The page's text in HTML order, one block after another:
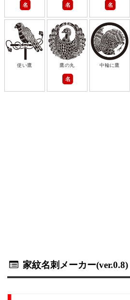
名 名 名
使い鷹 鷹の丸
名
中輪に鷹
家紋名刺メーカー(ver.0.8)